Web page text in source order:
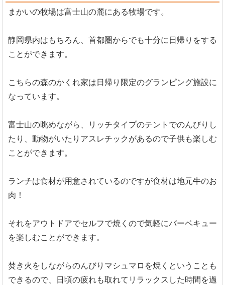
まかいの牧場は富士山の麓にある牧場です。
静岡県内はもちろん、首都圏からでも十分に日帰りをする
ことができます。
こちらの森のかくれ家は日帰り限定のグランピング施設に
なっています。
富士山の眺めながら、リッチタイプのテントでのんびりし
たり、動物がいたりアスレチックがあるので子供も楽しむ
ことができます。
ランチは食材が用意されているのですが食材は地元牛のお
肉！
それをアウトドアでセルフで焼くので気軽にバーベキュー
を楽しむことができます。
焚き火をしながらのんびりマシュマロを焼くということも
できるので、日頃の疲れも取れてリラックスした時間を過